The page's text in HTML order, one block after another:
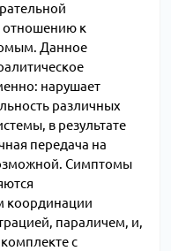
отношению к
Данное
нарушает
различных
в результате
передача на
Симптомы
координации
параличем, и,
с